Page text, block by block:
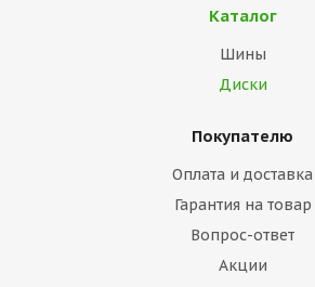
Каталог
Шины
Диски
Покупателю
Оплата и доставка
Гарантия на товар
Вопрос-ответ
Акции